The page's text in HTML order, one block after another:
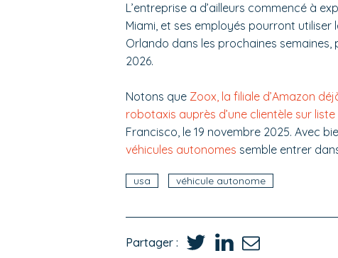
L’entreprise a d’ailleurs commencé à
Miami, et ses employés pourront utiliser
Orlando dans les prochaines
2026.
Notons que Zoox, la filiale d’Amazon
robotaxis auprès d’une clientèle sur
Francisco, le 19 novembre 2025. Avec
véhicules autonomes semble entrer
usa véhicule autonome
Partager :